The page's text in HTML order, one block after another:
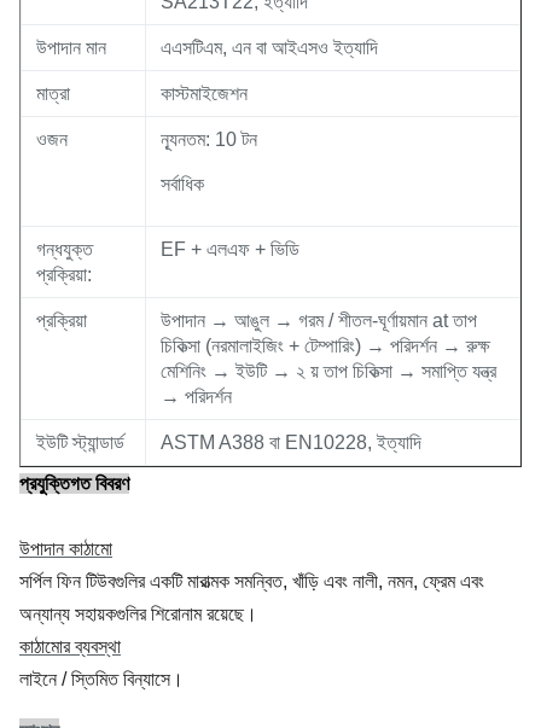
উপাদান মান এএসটিএম, এন বা আইএসও ইত্যাদি
মাত্রা কাস্টমাইজেশন
ওজন ন্যূনতম: 10 টন
সর্বাধিক
গন্ধযুক্ত
প্রক্রিয়া:
EF + এলএফ + ভিডি
প্রক্রিয়া
উপাদান → আঙুল → গরম / শীতল-ঘূর্ণায়মান at তাপ
চিকিত্সা (নরমালাইজিং + টেম্পারিং) → পরিদর্শন → রুক্ষ
মেশিনিং → ইউটি → ২ য় তাপ চিকিত্সা → সমাপ্তি যন্ত্র
→ পরিদর্শন
ইউটি স্ট্যান্ডার্ড
ASTM A388 বা EN10228, ইত্যাদি
প্রযুক্তিগত বিবরণ
উপাদান কাঠামো
সর্পিল ফিন টিউবগুলির একটি মারাত্মক সমন্বিত, খাঁড়ি এবং নালী, নমন, ফ্রেম এবং
অন্যান্য সহায়কগুলির শিরোনাম রয়েছে।
কাঠামোর ব্যবস্থা
লাইনে / স্তিমিত বিন্যাসে।